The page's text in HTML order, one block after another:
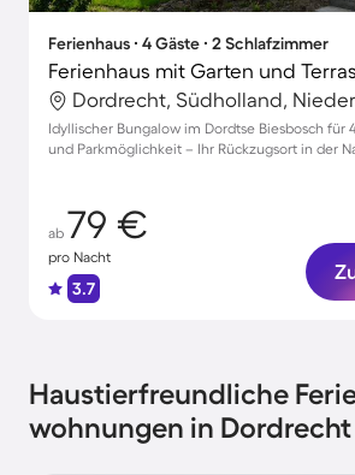
Ferienhaus ∙ 4 Gäste ∙ 2 Schlafzimmer
Ferienhaus mit Garten und
Dordrecht, Südholland,
Idyllischer Bungalow im Dordtse Biesbosch für
und Parkmöglichkeit – Ihr Rückzugsort in der
ab 79 €
pro Nacht
3.7
Haustierfreundliche
wohnungen in Dordrecht